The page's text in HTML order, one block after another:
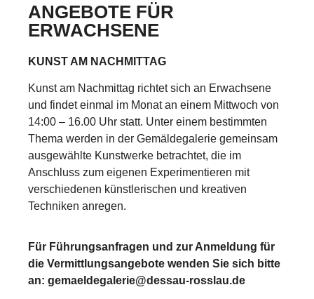
ANGEBOTE FÜR
ERWACHSENE
KUNST AM NACHMITTAG
Kunst am Nachmittag richtet sich an Erwachsene
und findet einmal im Monat an einem Mittwoch von
14:00 – 16.00 Uhr statt. Unter einem bestimmten
Thema werden in der Gemäldegalerie gemeinsam
ausgewählte Kunstwerke betrachtet, die im
Anschluss zum eigenen Experimentieren mit
verschiedenen künstlerischen und kreativen
Techniken anregen.
Für Führungsanfragen und zur Anmeldung für
die Vermittlungsangebote wenden Sie sich bitte
an: gemaeldegalerie@dessau-rosslau.de